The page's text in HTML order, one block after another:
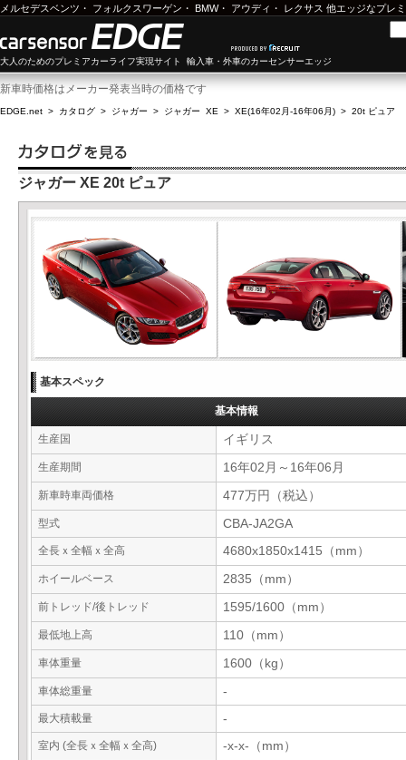
メルセデスベンツ ・ フォルクスワーゲン ・ BMW・ アウディ ・ レクサス 他エッジなプレ
大人のためのプレミアカーライフ実現サイト 輸入車・外車のカーセンサーエッジ
新車時価格はメーカー発表当時の価格です
EDGE.net > カタログ > ジャガー > ジャガー XE > XE(16年02月-16年06月) > 20t ピュア
ジャガー XE 20t ピュア
基本スペック
基本情報
生産国 イギリス
生産期間 16年02月～16年06月
新車時車両価格 477万円（税込）
型式 CBA-JA2GA
全長ｘ全幅ｘ全高 4680x1850x1415（mm）
ホイールベース 2835（mm）
前トレッド/後トレッド 1595/1600（mm）
最低地上高 110（mm）
車体重量 1600（kg）
車体総重量 -
最大積載量 -
室内 (全長ｘ全幅ｘ全高) -x-x-（mm）